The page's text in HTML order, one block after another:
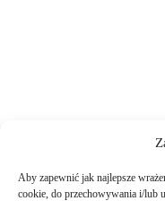
Aby zapewnić jak najlepsze
cookie, do przechowywania i/lub